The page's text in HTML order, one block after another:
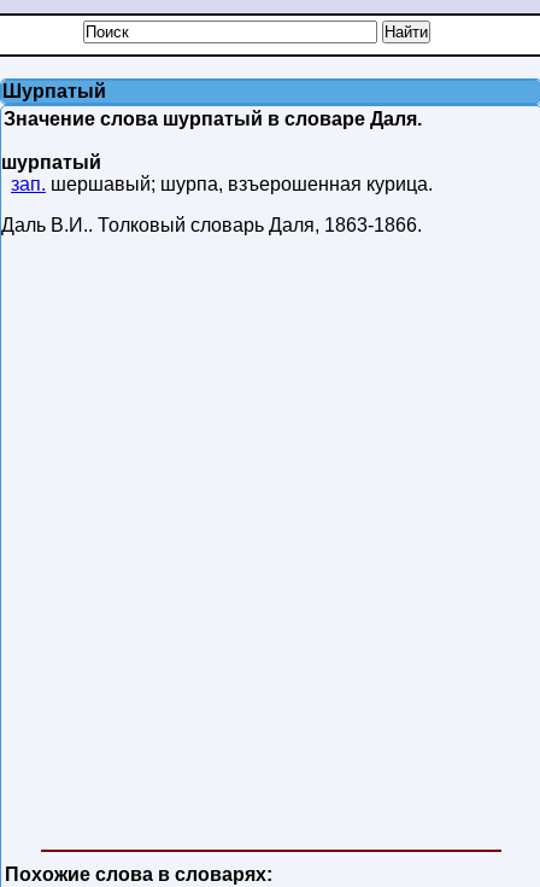
Шурпатый
Значение слова шурпатый в словаре Даля.
шурпатый
зап. шершавый; шурпа, взъерошенная курица.
Даль В.И.. Толковый словарь Даля, 1863-1866.
Похожие слова в словарях: